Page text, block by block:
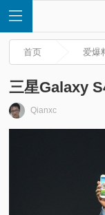
首页 爱爆
三星Galaxy
Qianxc